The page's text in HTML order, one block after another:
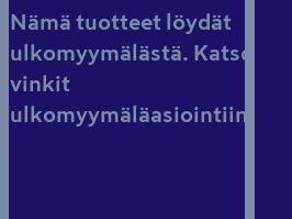
Nämä tuotteet löydät
ulkomyymälästä. Katso
vinkit
ulkomyymäläasiointiin.